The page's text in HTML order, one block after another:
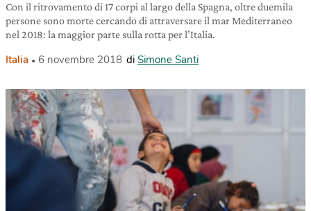
Con il ritrovamento di 17 corpi al largo della Spagna, oltre duemila
persone sono morte cercando di attraversare il mar Mediterraneo
nel 2018: la maggior parte sulla rotta per l’Italia.
Italia 6 novembre 2018 di Simone Santi